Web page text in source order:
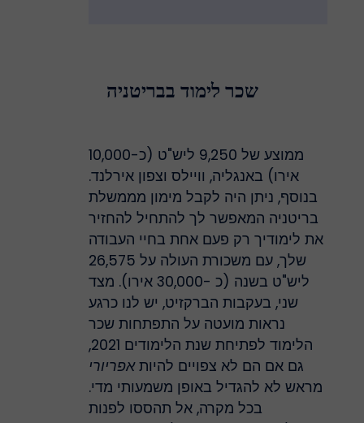
שכר לימוד בבריטניה
ממוצע של 9,250 ליש"ט (כ-10,000
אירו) באנגליה, וויילס וצפון אירלנד.
בנוסף, ניתן היה לקבל מימון מממשלת
בריטניה המאפשר לך להתחיל להחזיר
את לימודיך רק פעם אחת בחיי העבודה
שלך, עם משכורת העולה על 26,575
ליש"ט בשנה (כ -30,000 אירו). מצד
שני, בעקבות הברקזיט, יש לנו כרגע
נראות מועטה על התפתחות שכר
הלימוד לפתיחת שנת הלימודים 2021,
גם אם הם לא צפויים להיותאפריורי
מראש לא להגדיל באופן משמעותי מדי.
בכל מקרה, אל תהססו לפנות